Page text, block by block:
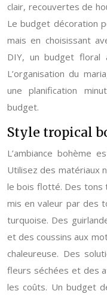
clair, recouvertes de
Le budget décoration
mais en choisissant
DIY, un budget floral
L’organisation du
une planification
budget.
Style tropical
L’ambiance bohème
Utilisez des matériaux
le bois flotté. Des tons
mis en valeur par des
turquoise. Des
et des coussins aux
chaleureuse. Des
fleurs séchées et des
les coûts. Un budget